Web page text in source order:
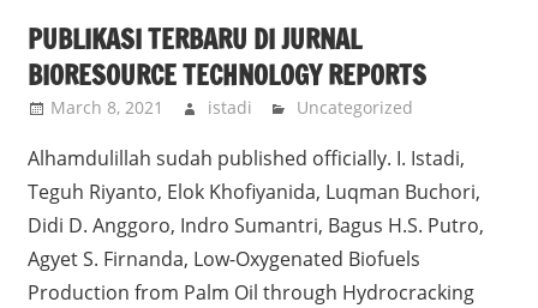
PUBLIKASI TERBARU DI JURNAL
BIORESOURCE TECHNOLOGY REPORTS
March 8, 2021 istadi Uncategorized
Alhamdulillah sudah published officially. I. Istadi,
Teguh Riyanto, Elok Khofiyanida, Luqman Buchori,
Didi D. Anggoro, Indro Sumantri, Bagus H.S. Putro,
Agyet S. Firnanda, Low-Oxygenated Biofuels
Production from Palm Oil through Hydrocracking